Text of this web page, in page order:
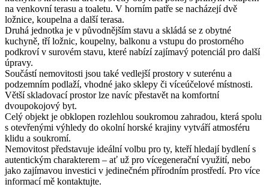
na venkovní terasu a toaletu. V horním patře se nacházejí dvě
ložnice, koupelna a další terasa.
Druhá jednotka je v původnějším stavu a skládá se z obytné
kuchyně, tří ložnic, koupelny, balkonu a vstupu do prostorného
podkroví v surovém stavu, které nabízí zajímavý potenciál pro další
úpravy.
Součástí nemovitosti jsou také vedlejší prostory v suterénu a
podzemním podlaží, vhodné jako sklepy či víceúčelové místnosti.
Větší skladovací prostor lze navíc přestavět na komfortní
dvoupokojový byt.
Celý objekt je obklopen rozlehlou soukromou zahradou, která spolu
s otevřenými výhledy do okolní horské krajiny vytváří atmosféru
klidu a soukromí.
Nemovitost představuje ideální volbu pro ty, kteří hledají bydlení s
autentickým charakterem – ať už pro vícegenerační využití, nebo
jako zajímavou investici v jedinečném přírodním prostředí. Pro více
informací mě kontaktujte.